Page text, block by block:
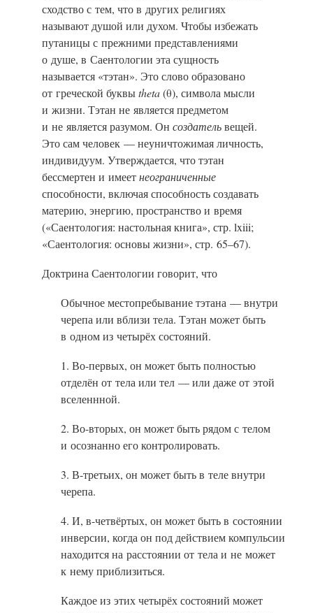
сходство с тем, что в других религиях
называют душой или духом. Чтобы избежать
путаницы с прежними представлениями
о душе, в Саентологии эта сущность
называется «тэтан». Это слово образовано
от греческой буквыtheta(θ), символа мысли
и жизни. Тэтан не является предметом
и не является разумом. Он создательвещей.
Это сам человек — неуничтожимая личность,
индивидуум. Утверждается, что тэтан
бессмертен и имеетнеограниченные
способности, включая способность создавать
материю, энергию, пространство и время
(«Саентология: настольная книга», стр. lxiii;
«Саентология: основы жизни», стр. 65–67).
Доктрина Саентологии говорит, что
Обычное местопребывание тэтана — внутри
черепа или вблизи тела. Тэтан может быть
в одном из четырёх состояний.
1. Во-первых, он может быть полностью
отделён от тела или тел — или даже от этой
вселеннной.
2. Во-вторых, он может быть рядом с телом
и осознанно его контролировать.
3. В-третьих, он может быть в теле внутри
черепа.
4. И, в-четвёртых, он может быть в состоянии
инверсии, когда он под действием компульсии
находится на расстоянии от тела и не может
к нему приблизиться.
Каждое из этих четырёх состояний может